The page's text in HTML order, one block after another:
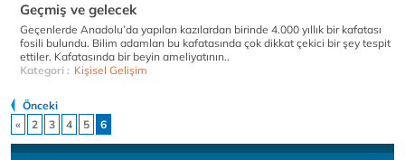
Geçmiş ve gelecek
Geçenlerde Anadolu’da yapılan kazılardan birinde 4.000 yıllık bir kafatası
fosili bulundu. Bilim adamları bu kafatasında çok dikkat çekici bir şey tespit
ettiler. Kafatasında bir beyin ameliyatının..
Kategori : Kişisel Gelişim
Önceki
«
2 3 4 5 6